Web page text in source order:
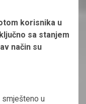
korisnika u
sa stanjem
način su
u